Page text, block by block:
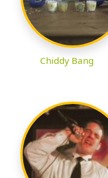
Chiddy Bang